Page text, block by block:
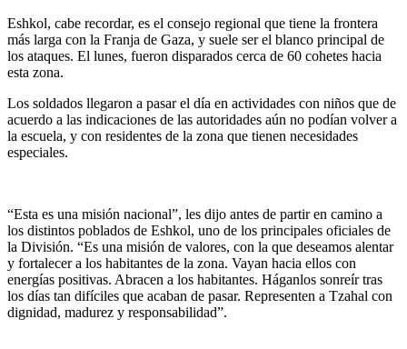
Eshkol, cabe recordar, es el consejo regional que tiene la frontera
más larga con la Franja de Gaza, y suele ser el blanco principal de
los ataques. El lunes, fueron disparados cerca de 60 cohetes hacia
esta zona.
Los soldados llegaron a pasar el día en actividades con niños que de
acuerdo a las indicaciones de las autoridades aún no podían volver a
la escuela, y con residentes de la zona que tienen necesidades
especiales.
“Esta es una misión nacional”, les dijo antes de partir en camino a
los distintos poblados de Eshkol, uno de los principales oficiales de
la División. “Es una misión de valores, con la que deseamos alentar
y fortalecer a los habitantes de la zona. Vayan hacia ellos con
energías positivas. Abracen a los habitantes. Háganlos sonreír tras
los días tan difíciles que acaban de pasar. Representen a Tzahal con
dignidad, madurez y responsabilidad”.